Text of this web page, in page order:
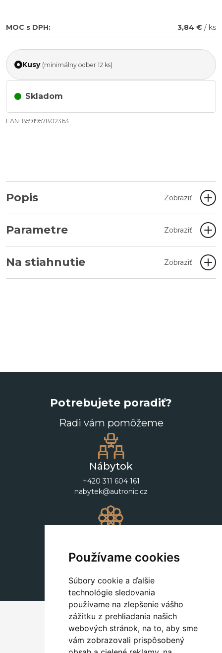
Používame cookies
Súbory cookie a ďalšie
technológie sledovania
používame na zlepšenie vášho
zážitku z prehliadania našich
webových stránok, na to, aby sme
vám zobrazovali prispôsobený
MOC s DPH: 3,84 € / ks
Kusy (minimálny odber 12 ks)
Skladom
EAN: 8591957802363
Popis Zobraziť
Parametre Zobraziť
Na stiahnutie Zobraziť
Potrebujete poradiť?
Radi vám pomôžeme
Nábytok
+420 311 604 161
nabytek@autronic.cz
+420 311 604 182
dekorace@autronic.cz